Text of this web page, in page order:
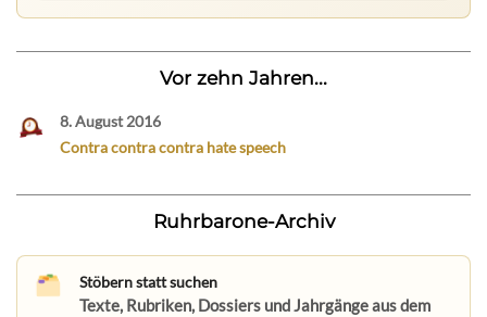
Vor zehn Jahren...
8. August 2016
Contra contra contra hate speech
Ruhrbarone-Archiv
Stöbern statt suchen
Texte, Rubriken, Dossiers und Jahrgänge aus dem